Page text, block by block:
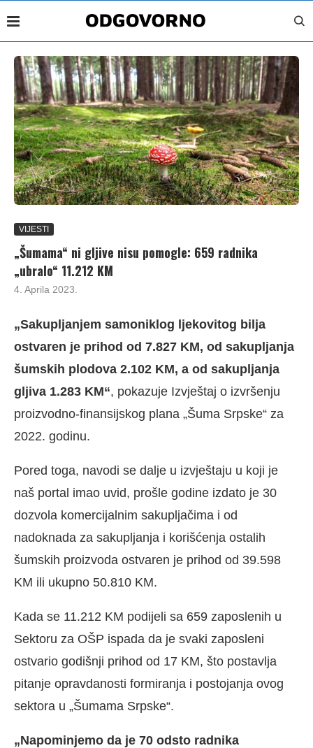
VIJESTI
„Šumama“ ni gljive nisu pomogle: 659 radnika
„ubralo“ 11.212 KM
4. Aprila 2023.
„Sakupljanjem samoniklog ljekovitog bilja
ostvaren je prihod od 7.827 KM, od sakupljanja
šumskih plodova 2.102 KM, a od sakupljanja
gljiva 1.283 KM“, pokazuje Izvještaj o izvršenju
proizvodno-finansijskog plana „Šuma Srpske“ za
2022. godinu.
Pored toga, navodi se dalje u izvještaju u koji je
naš portal imao uvid, prošle godine izdato je 30
dozvola komercijalnim sakupljačima i od
nadoknada za sakupljanja i korišćenja ostalih
šumskih proizvoda ostvaren je prihod od 39.598
KM ili ukupno 50.810 KM.
Kada se 11.212 KM podijeli sa 659 zaposlenih u
Sektoru za OŠP ispada da je svaki zaposleni
ostvario godišnji prihod od 17 KM, što postavlja
pitanje opravdanosti formiranja i postojanja ovog
sektora u „Šumama Srpske“.
„Napominjemo da je 70 odsto radnika